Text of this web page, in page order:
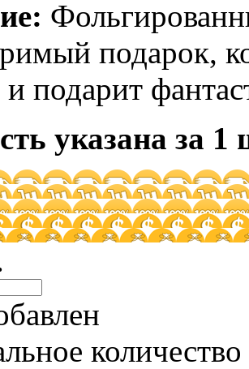
подарок,
подарит
указана за 1